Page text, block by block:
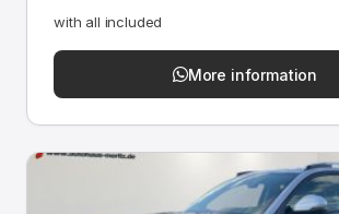
with all included
More information